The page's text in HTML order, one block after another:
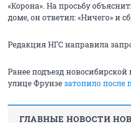
«Корона». На просьбу
доме, он ответил: «Ничего» и
Редакция НГС направила
Ранее подъезд
улице Фрунзезатопило после
ГЛАВНЫЕ НОВОСТИ